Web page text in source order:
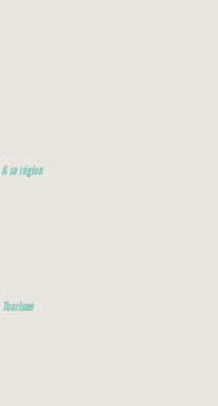
& sa région
Tourisme